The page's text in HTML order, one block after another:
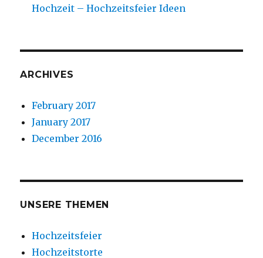
Hochzeit – Hochzeitsfeier Ideen
ARCHIVES
February 2017
January 2017
December 2016
UNSERE THEMEN
Hochzeitsfeier
Hochzeitstorte